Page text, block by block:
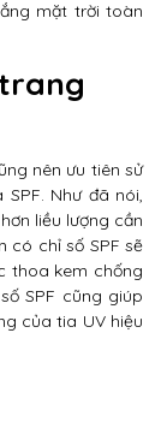
mặt trời toàn
nên ưu tiên sử
Như đã nói,
liều lượng cần
có chỉ số SPF sẽ
thoa kem chống
SPF cũng giúp
của tia UV hiệu